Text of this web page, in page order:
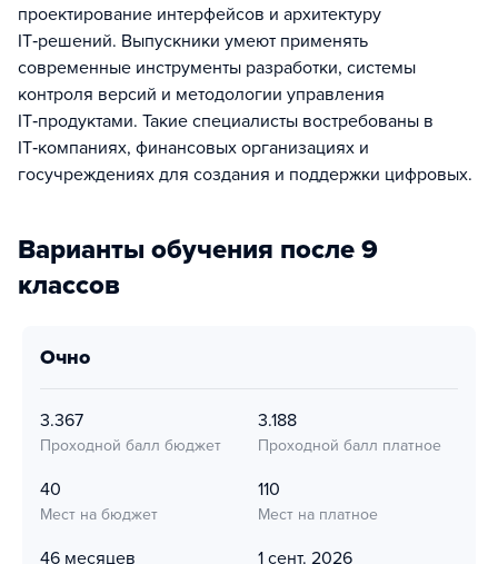
проектирование интерфейсов и архитектуру
IT‑решений. Выпускники умеют применять
современные инструменты разработки, системы
контроля версий и методологии управления
IT‑продуктами. Такие специалисты востребованы в
IT‑компаниях, финансовых организациях и
госучреждениях для создания и поддержки цифровых.
Варианты обучения после 9
классов
очно
3.367
Проходной балл бюджет
3.188
Проходной балл платное
40
Мест на бюджет
110
Мест на платное
46 месяцев 1 сент. 2026